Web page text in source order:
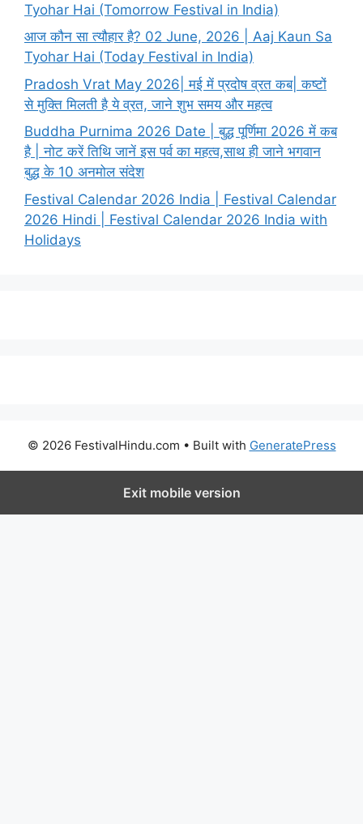
Tyohar Hai (Tomorrow Festival in India)
आज कौन सा त्यौहार है? 02 June, 2026 | Aaj Kaun Sa
Tyohar Hai (Today Festival in India)
Pradosh Vrat May 2026| मई में प्रदोष व्रत कब| कष्टों
से मुक्ति मिलती है ये व्रत, जाने शुभ समय और महत्व
Buddha Purnima 2026 Date | बुद्ध पूर्णिमा 2026 में कब
है | नोट करें तिथि जानें इस पर्व का महत्व,साथ ही जाने भगवान
बुद्ध के 10 अनमोल संदेश
Festival Calendar 2026 India | Festival Calendar
2026 Hindi | Festival Calendar 2026 India with
Holidays
© 2026 FestivalHindu.com • Built with GeneratePress
Exit mobile version